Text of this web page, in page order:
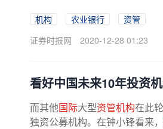
机构 农业银行
资管
证券时报网
2020-12-28 01:23
看好中国未来10年投资
而其他国际大型资管机构在此
独资公募机构。在钟小锋看来，